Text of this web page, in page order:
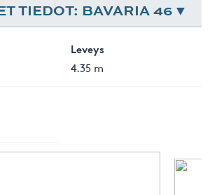
TIEDOT: BAVARIA 46
Leveys
4.35 m